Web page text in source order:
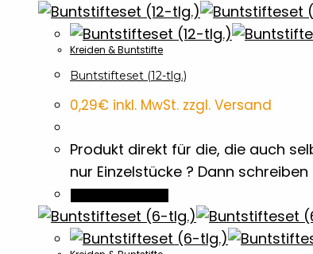
Kreiden & Buntstifte
Buntstifteset (12-tlg.)
0,29€ inkl. MwSt. zzgl. Versand
Produkt direkt für die, die auch
nur Einzelstücke ? Dann